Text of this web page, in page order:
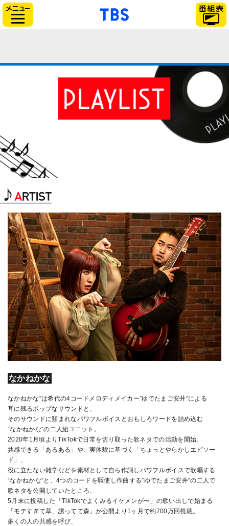
「TBSテレビ」トップ
なかねかな
なかねかな“は希代の4コードメロディメイカー”ゆでたまご安井“による
耳に残るポップなサウンドと、
そのサウンドに類まれなパワフルボイスとおもしろワードを詰め込む
“なかねかな“の二人組ユニット。
2020年1月頃よりTikTokで日常を切り取った歌ネタでの活動を開始。
共感できる「あるある」や、実体験に基づく「ちょっとやらかしエピソー
ド」、
役に立たない雑学などを素材として自ら作詞しパワフルボイスで歌唱する
“なかねかな“と、4つのコードを駆使し作曲する”ゆでたまご安井“の二人で
歌ネタを公開していたところ、
5月末に投稿した「TikTokでよくみるイケメンが〜」の歌い出しで始まる
「モテすぎて草、誘ってて森」が公開より1ヶ月で約700万回視聴。
多くの人の共感を呼び、